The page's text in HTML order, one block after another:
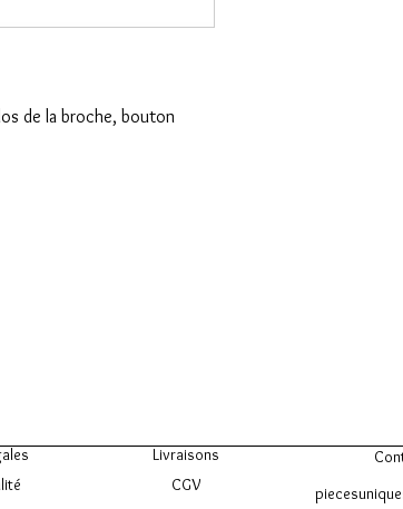
de la broche, bouton
Livraisons
CGV